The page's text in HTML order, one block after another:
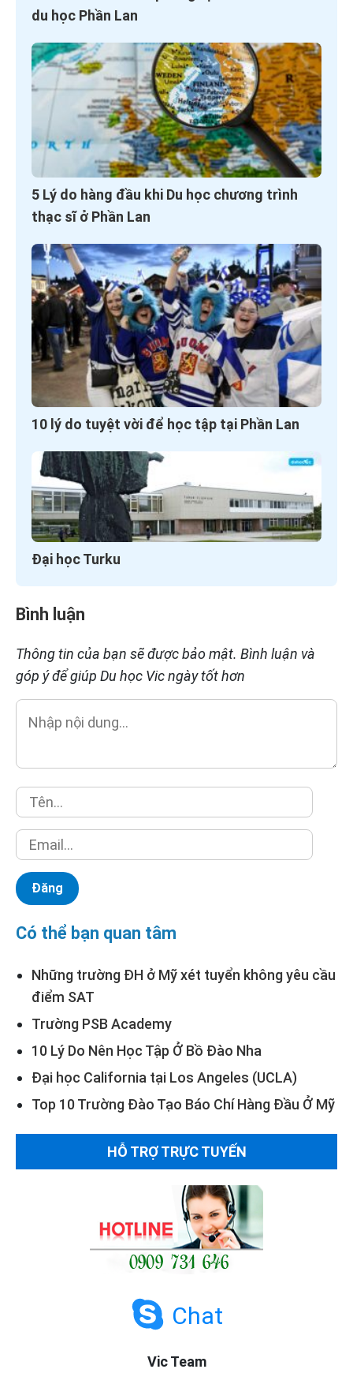
du học Phần Lan
5 Lý do hàng đầu khi Du học chương trình
thạc sĩ ở Phần Lan
10 lý do tuyệt vời để học tập tại Phần Lan
Đại học Turku
Bình luận
Thông tin của bạn sẽ được bảo mật. Bình luận và
góp ý để giúp Du học Vic ngày tốt hơn
Có thể bạn quan tâm
Những trường ĐH ở Mỹ xét tuyển không yêu cầu
điểm SAT
Trường PSB Academy
10 Lý Do Nên Học Tập Ở Bồ Đào Nha
Đại học California tại Los Angeles (UCLA)
Top 10 Trường Đào Tạo Báo Chí Hàng Đầu Ở Mỹ
HỖ TRỢ TRỰC TUYẾN
Chat
Vic Team